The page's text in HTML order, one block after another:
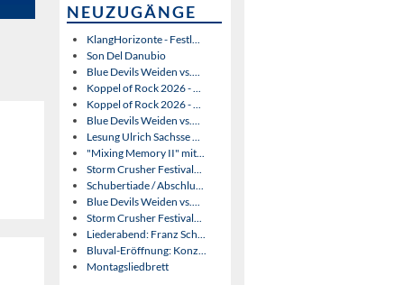
NEUZUGÄNGE
KlangHorizonte - Festl...
Son Del Danubio
Blue Devils Weiden vs....
Koppel of Rock 2026 - ...
Koppel of Rock 2026 - ...
Blue Devils Weiden vs....
Lesung Ulrich Sachsse ...
"Mixing Memory II" mit...
Storm Crusher Festival...
Schubertiade / Abschlu...
Blue Devils Weiden vs....
Storm Crusher Festival...
Liederabend: Franz Sch...
Bluval-Eröffnung: Konz...
Montagsliedbrett